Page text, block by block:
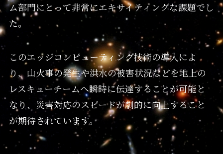
ム部門にとって非常にエキサイティングな課題でし
た。
このエッジコンピューティング技術の導入によ
り、山火事の発生や洪水の被害状況などを地上の
レスキューチームへ瞬時に伝達することが可能と
なり、災害対応のスピードが劇的に向上すること
が期待されています。